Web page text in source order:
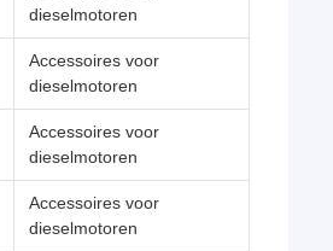
dieselmotoren
Accessoires voor
dieselmotoren
Accessoires voor
dieselmotoren
Accessoires voor
dieselmotoren